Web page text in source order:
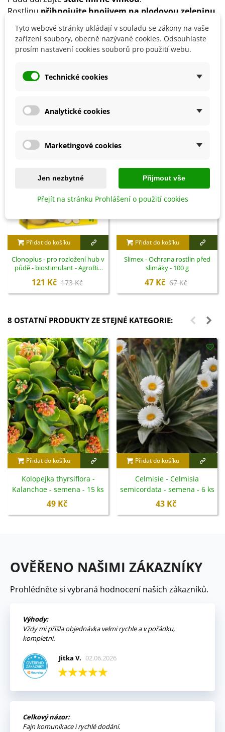
Rostlinu přihnojujte hnojivem na plodovou zeleninu
či uleželým kompostem .
Rostlinu je nutné pěstovat s dostatečnou oporou.
Detaily produktu
Přidat do košíku
Clonoplus - pro rozložení hub v
půdě - biostimulant - AgroBio
121 Kč 173 Kč
Přidat do košíku
Slimex - Ochrana rostlin před
slimáky - 100 g
47 Kč 67 Kč
8 OSTATNÍ PRODUKTY ZE STEJNÉ KATEGORIE:
Přidat do košíku
Kolopejka thyrsiflora -
Kalanchoe - semena - 15 ks
49 Kč
Přidat do košíku
Celmisie - Celmisia
semicordata - semena - 6 ks
43 Kč
OVĚŘENO NAŠIMI ZÁKAZNÍKY
Prohlédněte si vybraná hodnocení našich zákazníků.
Výhody:
Vždy mi přišla objednávka velmi rychle a v pořádku,
kompletní.
Jitka V. 02.06.2026
Celkový názor:
Fajn komunikace i rychlé dodání.
Tyto webové stránky ukládají v souladu se zákony na vaše
zařízení soubory, obecně nazývané cookies. Odsouhlaste
prosím nastavení cookies souborů pro použití webu.
Technické cookies
Analytické cookies
Marketingové cookies
Jen nezbytné Přijmout vše
Přejít na stránku Prohlášení o použití cookies